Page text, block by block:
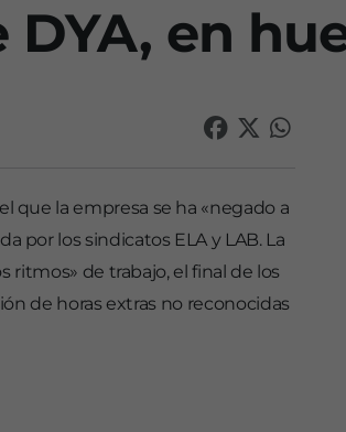
en
que la empresa se ha «negado a
por los sindicatos ELA y LAB. La
ritmos» de trabajo, el final de los
de horas extras no reconocidas